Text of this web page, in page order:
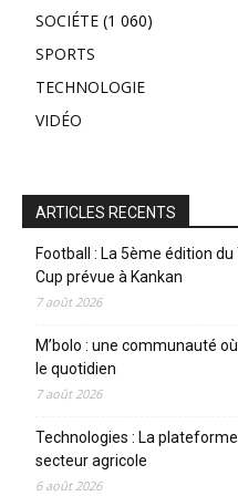
SOCIÉTE (1 060)
SPORTS
TECHNOLOGIE
VIDÉO
ARTICLES RECENTS
Football : La 5ème édition
Cup prévue à Kankan
7 août 2026
M’bolo : une communauté
le quotidien
7 août 2026
Technologies : La
secteur agricole
6 août 2026